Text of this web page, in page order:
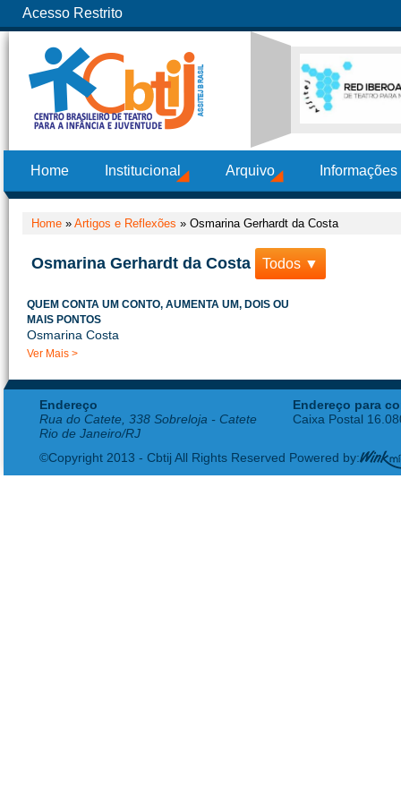
Acesso Restrito
Home Institucional Arquivo
Home » Artigos e Reflexões » Osmarina Gerhardt da Costa
Osmarina Gerhardt da Costa Todos ▼
QUEM CONTA UM CONTO, AUMENTA UM, DOIS OU
MAIS PONTOS
Osmarina Costa
Ver Mais >
Endereço
Rua do Catete, 338 Sobreloja - Catete
Rio de Janeiro/RJ
Endereço para
Caixa Postal
©Copyright 2013 - Cbtij All Rights Reserved Powered by: